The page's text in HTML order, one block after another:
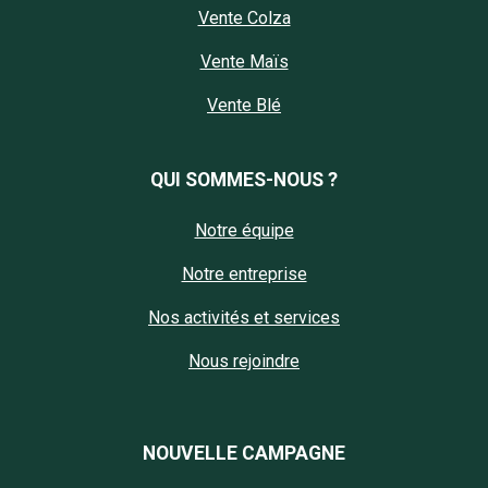
Vente Colza
Vente Maïs
Vente Blé
QUI SOMMES-NOUS ?
Notre équipe
Notre entreprise
Nos activités et services
Nous rejoindre
NOUVELLE CAMPAGNE